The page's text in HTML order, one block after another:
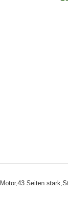
Seiten